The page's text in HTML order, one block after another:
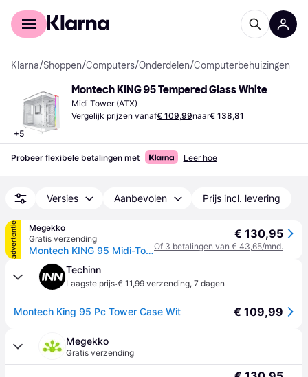
Voor shoppers
Klarna/Shoppen/Computers/Onderdelen/Computerbehuizingen
+5
Montech KING 95 Tempered Glass White
Midi Tower (ATX)
Vergelijk prijzen vanaf€ 109,99naar€ 138,81
Probeer flexibele betalingen met Leer hoe
Versies Aanbevolen Prijs incl. levering
advertentie
Megekko
Gratis verzending
Montech KING 95 Midi-Tower Tempered Glass ARGB Wit
€ 130,95
Of 3 betalingen van € 43,65/mnd.
Techinn
Laagste prijs·€ 11,99 verzending, 7 dagen
Montech King 95 Pc Tower Case Wit € 109,99
Megekko
Gratis verzending